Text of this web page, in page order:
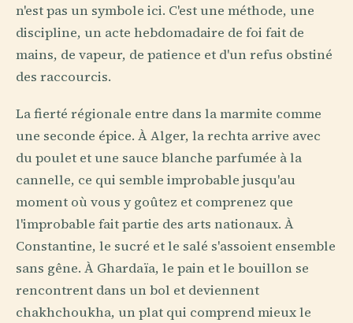
n'est pas un symbole ici. C'est une méthode, une
discipline, un acte hebdomadaire de foi fait de
mains, de vapeur, de patience et d'un refus obstiné
des raccourcis.
La fierté régionale entre dans la marmite comme
une seconde épice. À Alger, la rechta arrive avec
du poulet et une sauce blanche parfumée à la
cannelle, ce qui semble improbable jusqu'au
moment où vous y goûtez et comprenez que
l'improbable fait partie des arts nationaux. À
Constantine, le sucré et le salé s'assoient ensemble
sans gêne. À Ghardaïa, le pain et le bouillon se
rencontrent dans un bol et deviennent
chakhchoukha, un plat qui comprend mieux le